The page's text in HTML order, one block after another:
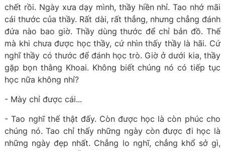
chết rồi. Ngày xưa dạy mình, thầy hiền nhỉ. Tao nhớ mãi
cái thước của thầy. Rất dài, rất thẳng, nhưng chẳng đánh
đứa nào bao giờ. Thầy dùng thước để chỉ bản đồ. Thế
mà khi chưa được học thầy, cứ nhìn thấy thầy là hãi. Cứ
nghĩ thầy có thước để đánh học trò. Giờ ở dưới kia, thầy
gặp bọn thằng Khoai. Không biết chúng nó có tiếp tục
học nữa không nhỉ?
- Mày chỉ được cái...
- Tao nghĩ thế thật đấy. Còn được học là còn phúc cho
chúng nó. Tao chỉ thấy những ngày còn được đi học là
những ngày đẹp nhất. Chẳng lo nghĩ, chẳng khổ sở gì,